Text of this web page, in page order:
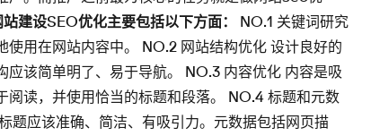
站建设SEO优化主要包括以下方面：
NO.1 关键词研究
用在网站内容中。 NO.2 网站结构优化 设计良好的
该简单明了、易于导航。 NO.3 内容优化 内容是吸
读，并使用恰当的标题和段落。 NO.4 标题和元数
题应该准确、简洁、有吸引力。元数据包括网页描